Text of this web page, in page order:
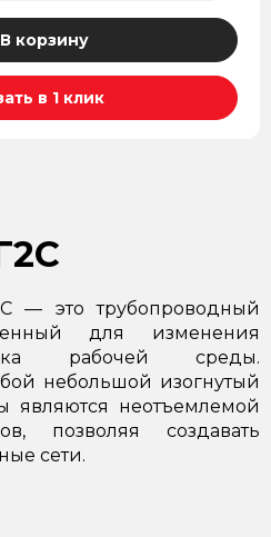
В корзину
в 1 клик
— это трубопроводный
для изменения
рабочей среды.
небольшой изогнутый
являются неотъемлемой
позволяя создавать
сети.